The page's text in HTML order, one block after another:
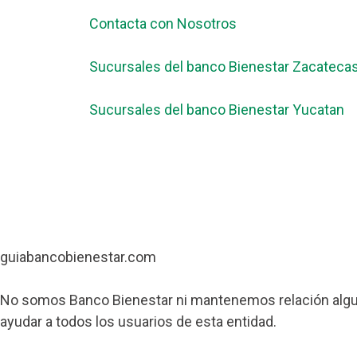
Contacta con Nosotros
Sucursales del banco Bienestar
Sucursales del banco Bienestar Yucatan
guiabancobienestar.com
No somos Banco Bienestar ni mantenemos relación
ayudar a todos los usuarios de esta entidad.